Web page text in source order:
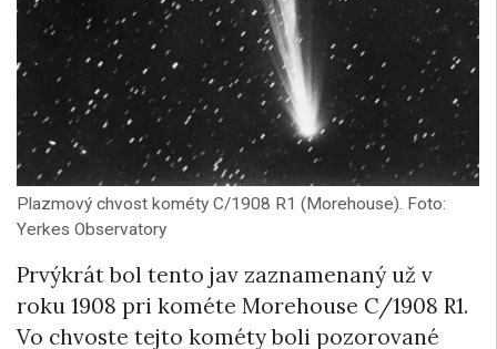
Plazmový chvost kométy C/1908 R1 (Morehouse). Foto:
Yerkes Observatory
Prvýkrát bol tento jav zaznamenaný už v
roku 1908 pri kométe Morehouse C/1908 R1.
Vo chvoste tejto kométy boli pozorované